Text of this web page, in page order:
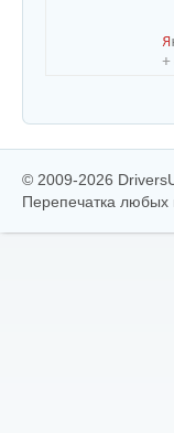
© 2009-2026
Перепечатка